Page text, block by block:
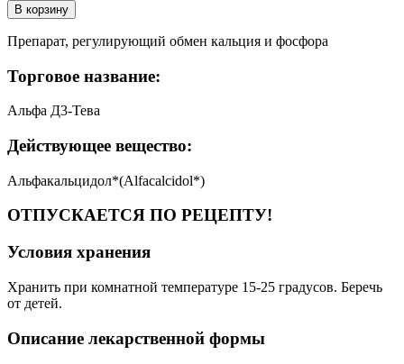
В корзину
Препарат, регулирующий обмен кальция и фосфора
Торговое название:
Альфа Д3-Тева
Действующее вещество:
Альфакальцидол*(Alfacalcidol*)
ОТПУСКАЕТСЯ ПО РЕЦЕПТУ!
Условия хранения
Хранить при комнатной температуре 15-25 градусов. Беречь
от детей.
Описание лекарственной формы